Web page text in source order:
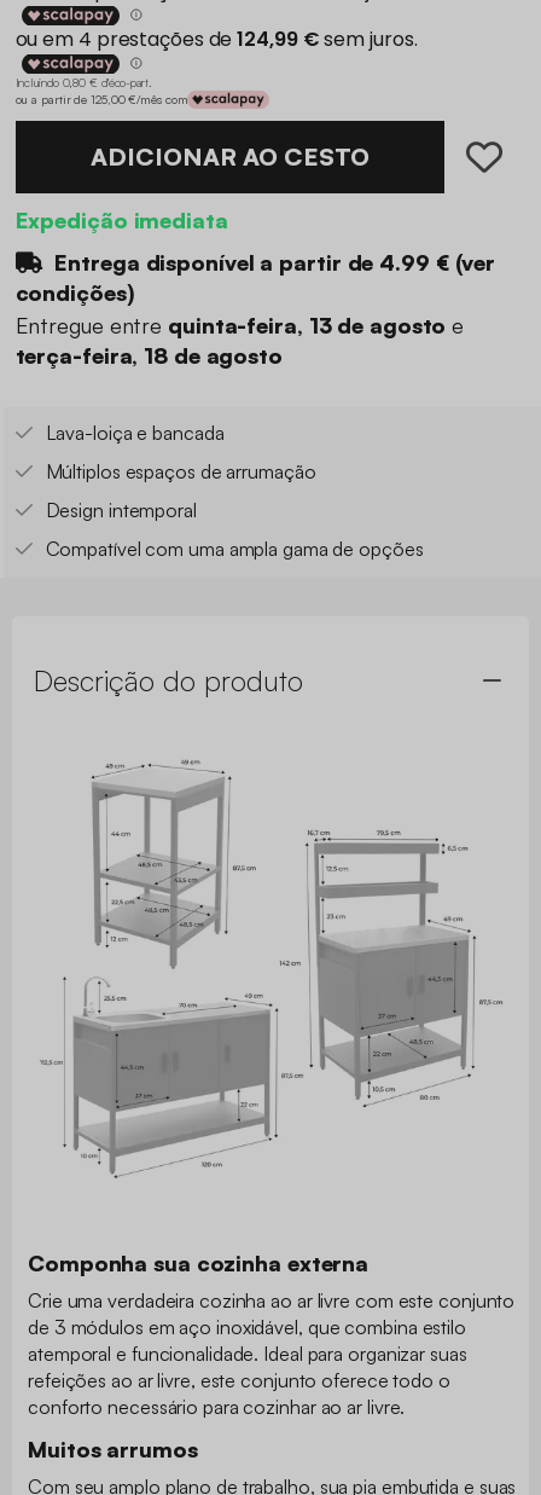
Incluindo 0,80 € d'éco-part.
ou a partir de 125,00 €/mês com
ADICIONAR AO CESTO
Expedição imediata
Entrega disponível a partir de 4.99 €(ver
condições)
Entregue entre quinta-feira, 13 de agostoe
terça-feira, 18 de agosto
Lava-loiça e bancada
Múltiplos espaços de arrumação
Design intemporal
Compatível com uma ampla gama de opções
Descrição do produto
Componha sua cozinha externa
Crie uma verdadeira cozinha ao ar livre com este conjunto
de 3 módulos em aço inoxidável, que combina estilo
atemporal e funcionalidade. Ideal para organizar suas
refeições ao ar livre, este conjunto oferece todo o
conforto necessário para cozinhar ao ar livre.
Muitos arrumos
Com seu amplo plano de trabalho, sua pia embutida e suas